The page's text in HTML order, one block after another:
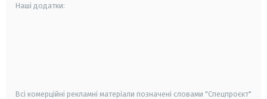
Наші додатки:
Всі комерційні рекламні матеріали позначені словами "Спецпроєкт"